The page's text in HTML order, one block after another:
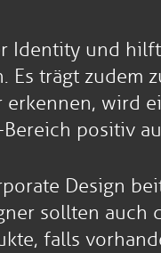
Identity und
trägt zudem
wird
positiv
Design
sollten auch
falls